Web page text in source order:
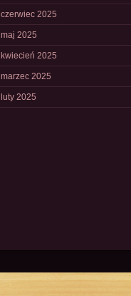
czerwiec 2025
maj 2025
kwiecień 2025
marzec 2025
luty 2025